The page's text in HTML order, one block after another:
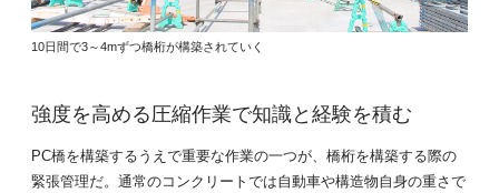
10日間で3～4mずつ橋桁が構築されていく
強度を高める圧縮作業で知識と経験を積む
PC橋を構築するうえで重要な作業の一つが、橋桁を構築する際の
緊張管理だ。通常のコンクリートでは自動車や構造物自身の重さで